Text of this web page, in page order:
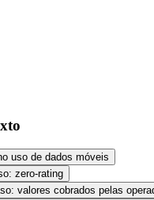
uso de dados móveis
zero-rating
valores cobrados pelas